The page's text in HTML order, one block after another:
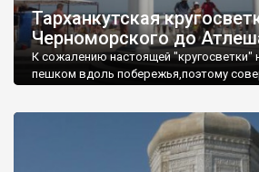
Тарханкутская
Черноморского до
К сожалению настоящей "кругосветки"
пешком вдоль побережья,поэтому